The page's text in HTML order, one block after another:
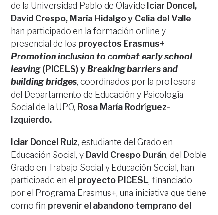
de la Universidad Pablo de Olavide Iciar Doncel,
David Crespo, María Hidalgo y Celia del Valle
han participado en la formación online y
presencial de los proyectos Erasmus+
Promotion inclusion to combat early school
leaving(PICELS) yBreaking barriers and
building bridges, coordinados por la profesora
del Departamento de Educación y Psicología
Social de la UPO, Rosa María Rodríguez-
Izquierdo.
Iciar Doncel Ruiz, estudiante del Grado en
Educación Social, y David Crespo Durán, del Doble
Grado en Trabajo Social y Educación Social, han
participado en el proyecto PICESL, financiado
por el Programa Erasmus+, una iniciativa que tiene
como fin prevenir el abandono temprano del